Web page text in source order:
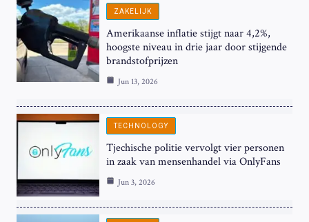
ZAKELIJK
Amerikaanse inflatie stijgt naar 4,2%,
hoogste niveau in drie jaar door stijgende
brandstofprijzen
Jun 13, 2026
TECHNOLOGY
Tjechische politie vervolgt vier personen
in zaak van mensenhandel via OnlyFans
Jun 3, 2026